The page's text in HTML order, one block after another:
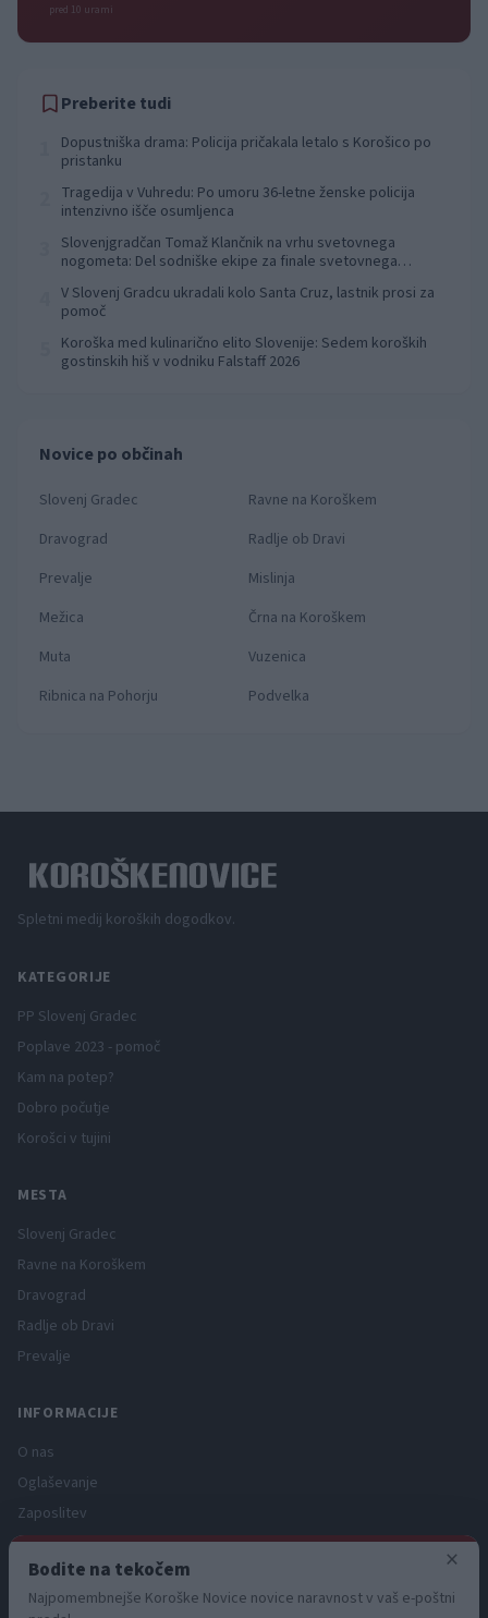
pred 10 urami
Preberite tudi
Dopustniška drama: Policija pričakala letalo s Korošico po
pristanku
Tragedija v Vuhredu: Po umoru 36-letne ženske policija
intenzivno išče osumljenca
Slovenjgradčan Tomaž Klančnik na vrhu svetovnega
nogometa: Del sodniške ekipe za finale svetovnega
V Slovenj Gradcu ukradali kolo Santa Cruz, lastnik prosi za
pomoč
Koroška med kulinarično elito Slovenije: Sedem koroških
gostinskih hiš v vodniku Falstaff 2026
Novice po občinah
Slovenj Gradec
Ravne na Koroškem
Dravograd
Radlje ob Dravi
Prevalje
Mislinja
Mežica
Črna na Koroškem
Muta
Vuzenica
Ribnica na Pohorju
Podvelka
Spletni medij koroških dogodkov.
KATEGORIJE
PP Slovenj Gradec
Poplave 2023 - pomoč
Kam na potep?
Dobro počutje
Korošci v tujini
MESTA
Slovenj Gradec
Ravne na Koroškem
Dravograd
Radlje ob Dravi
Prevalje
INFORMACIJE
O nas
Oglaševanje
Zaposlitev
Pravno obvestilo
Zasebnost in piškotki
Storitve
×
Bodite na tekočem
Najpomembnejše Koroške Novice novice naravnost v vaš e-poštni